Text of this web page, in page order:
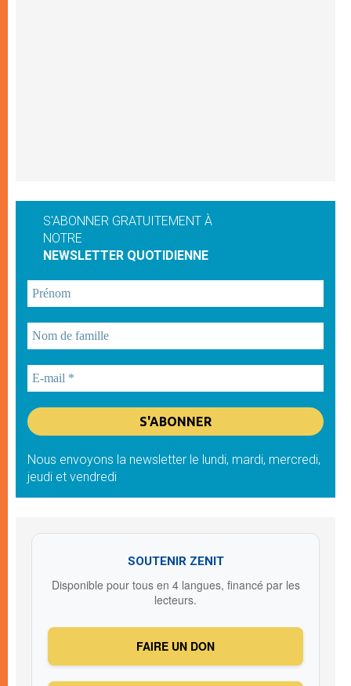
S'ABONNER GRATUITEMENT À
NOTRE
NEWSLETTER QUOTIDIENNE
Nous envoyons la newsletter le lundi, mardi, mercredi,
jeudi et vendredi
SOUTENIR ZENIT
Disponible pour tous en 4 langues, financé par les
lecteurs.
FAIRE UN DON